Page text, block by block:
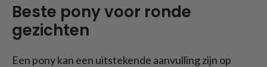
Beste pony voor ronde
gezichten
Een pony kan een uitstekende aanvulling zijn op